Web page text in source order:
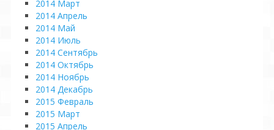
2014 Март
2014 Апрель
2014 Май
2014 Июль
2014 Сентябрь
2014 Октябрь
2014 Ноябрь
2014 Декабрь
2015 Февраль
2015 Март
2015 Апрель